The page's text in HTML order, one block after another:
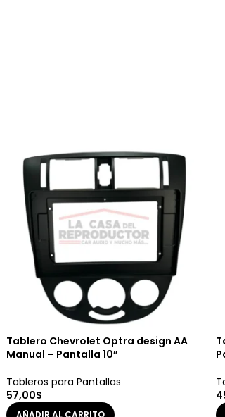
Tablero Chevrolet Optra design AA
Manual – Pantalla 10”
Tableros para Pantallas
57,00$
AÑADIR AL CARRITO